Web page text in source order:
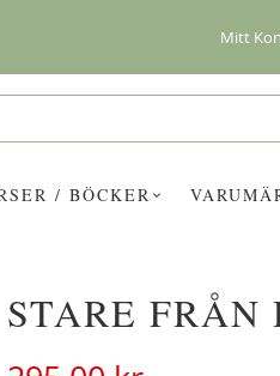
Mitt
/ BÖCKER
STARE FRÅN